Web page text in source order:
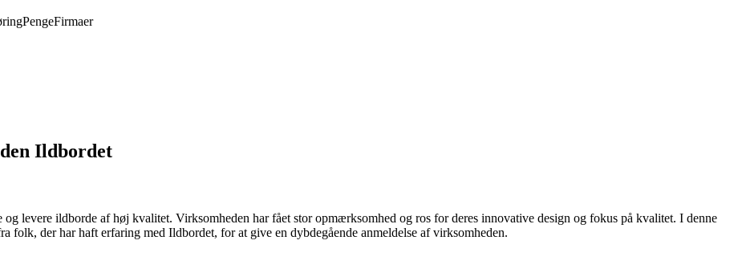
PengeFirmaer
Ildbordet
levere ildborde af høj kvalitet. Virksomheden har fået stor opmærksomhed og ros for deres innovative design og fokus på kvalitet. I denne
der har haft erfaring med Ildbordet, for at give en dybdegående anmeldelse af virksomheden.